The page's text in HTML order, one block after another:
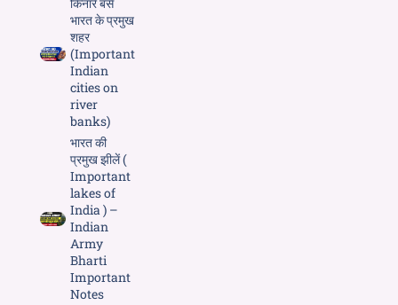
भारत के प्रमुख
शहर
(Important
Indian
cities on
river
banks)
भारत की
प्रमुख झीलें (
Important
lakes of
India ) –
Indian
Army
Bharti
Important
Notes